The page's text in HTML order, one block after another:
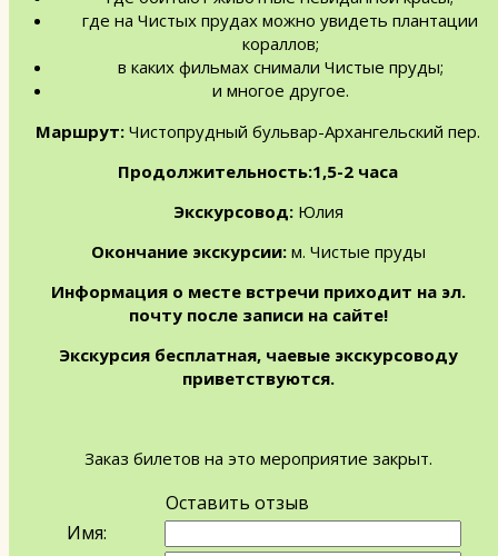
где на Чистых прудах можно увидеть плантации
кораллов;
в каких фильмах снимали Чистые пруды;
и многое другое.
Маршрут: Чистопрудный бульвар-Архангельский пер.
Продолжительность:1,5-2 часа
Экскурсовод:Юлия
Окончание экскурсии:м. Чистые пруды
Информация о месте встречи приходит на эл.
почту после записи на сайте!
Экскурсия бесплатная, чаевые экскурсоводу
приветствуются.
Заказ билетов на это мероприятие закрыт.
Оставить отзыв
Имя: